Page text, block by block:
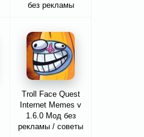
без рекламы
Troll Face Quest
Internet Memes v
1.6.0 Мод без
рекламы / советы